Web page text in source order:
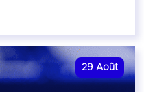
29 Août